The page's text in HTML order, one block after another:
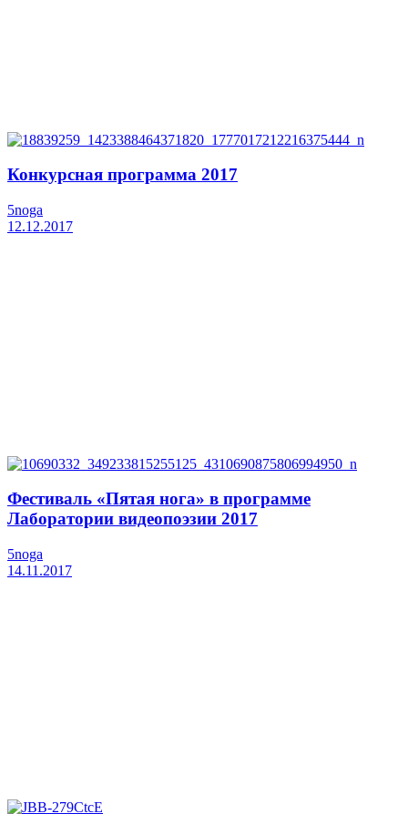
Конкурсная программа 2017
5noga
12.12.2017
Фестиваль «Пятая нога» в программе
Лаборатории видеопоэзии 2017
5noga
14.11.2017